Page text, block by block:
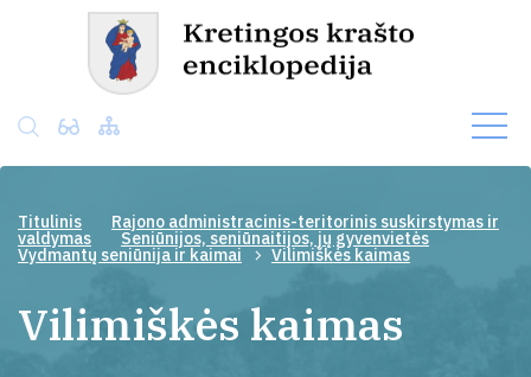
Titulinis Rajono administracinis-teritorinis suskirstymas ir
valdymas Seniūnijos, seniūnaitijos, jų gyvenvietės
Vydmantų seniūnija ir kaimai Vilimiškės kaimas
Vilimiškės kaimas